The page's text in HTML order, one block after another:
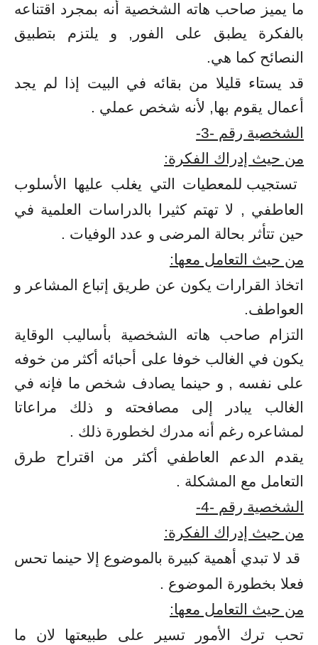
ما يميز صاحب هاته الشخصية أنه بمجرد اقتناعه
بالفكرة يطبق على الفور, و يلتزم بتطبيق
النصائح كما هي.
قد يستاء قليلا من بقائه في البيت إذا لم يجد
أعمال يقوم بها, لأنه شخص عملي .
الشخصية رقم -3-
من حيث إدراك الفكرة:
تستجيب للمعطيات التي يغلب عليها الأسلوب
العاطفي , لا تهتم كثيرا بالدراسات العلمية في
حين تتأثر بحالة المرضى و عدد الوفيات .
من حيث التعامل معها:
اتخاذ القرارات يكون عن طريق إتباع المشاعر و
العواطف.
التزام صاحب هاته الشخصية بأساليب الوقاية
يكون في الغالب خوفا على أحبائه أكثر من خوفه
على نفسه , و حينما يصادف شخص ما فإنه في
الغالب يبادر إلى مصافحته و ذلك مراعاتا
لمشاعره رغم أنه مدرك لخطورة ذلك .
يقدم الدعم العاطفي أكثر من اقتراح طرق
التعامل مع المشكلة .
الشخصية رقم -4-
من حيث إدراك الفكرة:
قد لا تبدي أهمية كبيرة بالموضوع إلا حينما تحس
فعلا بخطورة الموضوع .
من حيث التعامل معها:
تحب ترك الأمور تسير على طبيعتها لان ما